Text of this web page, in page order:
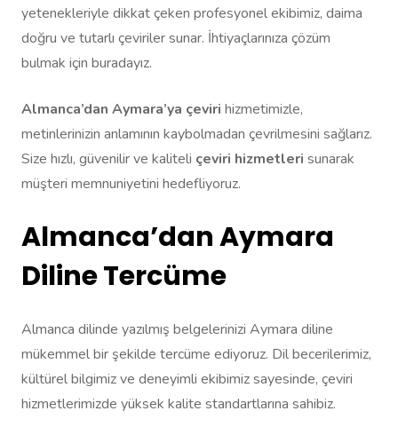
yetenekleriyle dikkat çeken profesyonel ekibimiz, daima
doğru ve tutarlı çeviriler sunar. İhtiyaçlarınıza çözüm
bulmak için buradayız.
Almanca’dan Aymara’ya çeviri hizmetimizle,
metinlerinizin anlamının kaybolmadan çevrilmesini sağlarız.
Size hızlı, güvenilir ve kaliteli çeviri hizmetleri sunarak
müşteri memnuniyetini hedefliyoruz.
Almanca’dan Aymara
Diline Tercüme
Almanca dilinde yazılmış belgelerinizi Aymara diline
mükemmel bir şekilde tercüme ediyoruz. Dil becerilerimiz,
kültürel bilgimiz ve deneyimli ekibimiz sayesinde, çeviri
hizmetlerimizde yüksek kalite standartlarına sahibiz.